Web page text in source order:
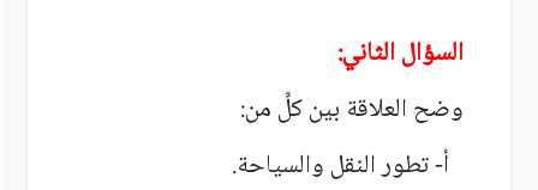
السؤال الثاني:
وضح العلاقة بين كلٍّ من:
أ- تطور النقل والسياحة.